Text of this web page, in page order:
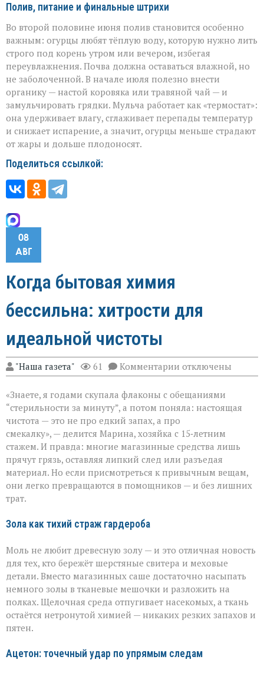
Полив, питание и финальные штрихи
Во второй половине июня полив становится особенно
важным: огурцы любят тёплую воду, которую нужно лить
строго под корень утром или вечером, избегая
переувлажнения. Почва должна оставаться влажной, но
не заболоченной. В начале июля полезно внести
органику — настой коровяка или травяной чай — и
замульчировать грядки. Мульча работает как «термостат»:
она удерживает влагу, сглаживает перепады температур
и снижает испарение, а значит, огурцы меньше страдают
от жары и дольше плодоносят.
Поделиться ссылкой:
08
АВГ
Когда бытовая химия
бессильна: хитрости для
идеальной чистоты
"Наша газета" 61 Комментарии к
записи
бытовая
химия
хитрости
для
идеальной
чистоты
отключены
«Знаете, я годами скупала флаконы с обещаниями
“стерильности за минуту”, а потом поняла: настоящая
чистота — это не про едкий запах, а про
смекалку», — делится Марина, хозяйка с 15‑летним
стажем. И правда: многие магазинные средства лишь
прячут грязь, оставляя липкий след или разъедая
материал. Но если присмотреться к привычным вещам,
они легко превращаются в помощников — и без лишних
трат.
Зола как тихий страж гардероба
Моль не любит древесную золу — и это отличная новость
для тех, кто бережёт шерстяные свитера и меховые
детали. Вместо магазинных саше достаточно насыпать
немного золы в тканевые мешочки и разложить на
полках. Щелочная среда отпугивает насекомых, а ткань
остаётся нетронутой химией — никаких резких запахов и
пятен.
Ацетон: точечный удар по упрямым следам